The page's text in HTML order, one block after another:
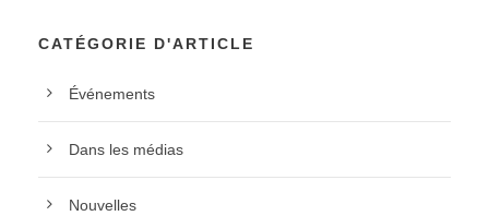
CATÉGORIE D'ARTICLE
Événements
Dans les médias
Nouvelles